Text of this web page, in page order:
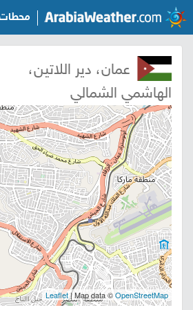
محطات
عمان، دير اللاتين،
الهاشمي الشمالي
Leaflet| Map data ©OpenStreetMap